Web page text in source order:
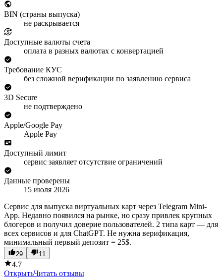
BIN (страны выпуска)
не раскрывается
Доступные валюты счета
оплата в разных валютах с конвертацией
Требование КУС
без сложной верификации по заявлению сервиса
3D Secure
не подтверждено
Apple/Google Pay
Apple Pay
Доступный лимит
сервис заявляет отсутствие ограничений
Данные проверены
15 июля 2026
Сервис для выпуска виртуальных карт через Telegram Mini-
App. Недавно появился на рынке, но сразу привлек крупных
блогеров и получил доверие пользователей. 2 типа карт — для
всех сервисов и для ChatGPT. Не нужна верификация,
минимальный первый депозит = 25$.
29 11
4.7
ОткрытьЧитать отзывы